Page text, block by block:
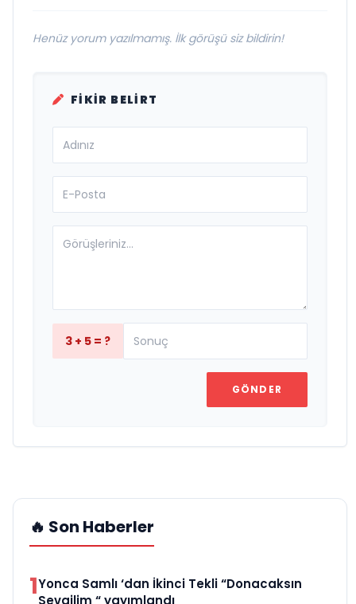
Henüz yorum yazılmamış. İlk görüşü siz bildirin!
FIKIR BELIRT
3 + 5 = ?
GÖNDER
🔥 Son Haberler
1Yonca Samlı ‘dan İkinci Tekli “Donacaksın
Sevgilim “ yayımlandı